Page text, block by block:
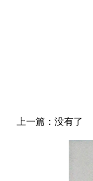
上一篇：没有了